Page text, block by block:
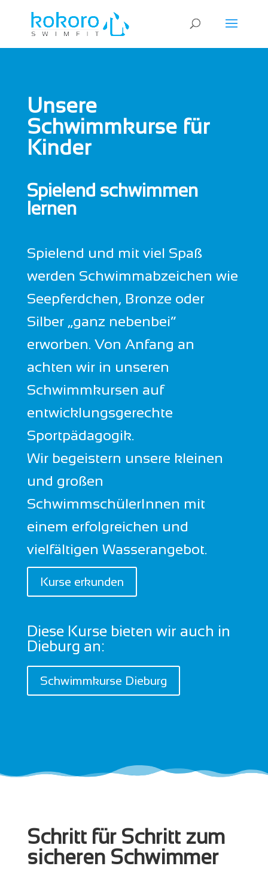
Unsere
Schwimmkurse für
Kinder
Spielend schwimmen
lernen
Spielend und mit viel Spaß
werden Schwimmabzeichen wie
Seepferdchen, Bronze oder
Silber „ganz nebenbei“
erworben. Von Anfang an
achten wir in unseren
Schwimmkursen auf
entwicklungsgerechte
Sportpädagogik.
Wir begeistern unsere kleinen
und großen
SchwimmschülerInnen mit
einem erfolgreichen und
vielfältigen Wasserangebot.
Kurse erkunden
Diese Kurse bieten wir auch in
Dieburg an:
Schwimmkurse Dieburg
Schritt für Schritt zum
sicheren Schwimmer